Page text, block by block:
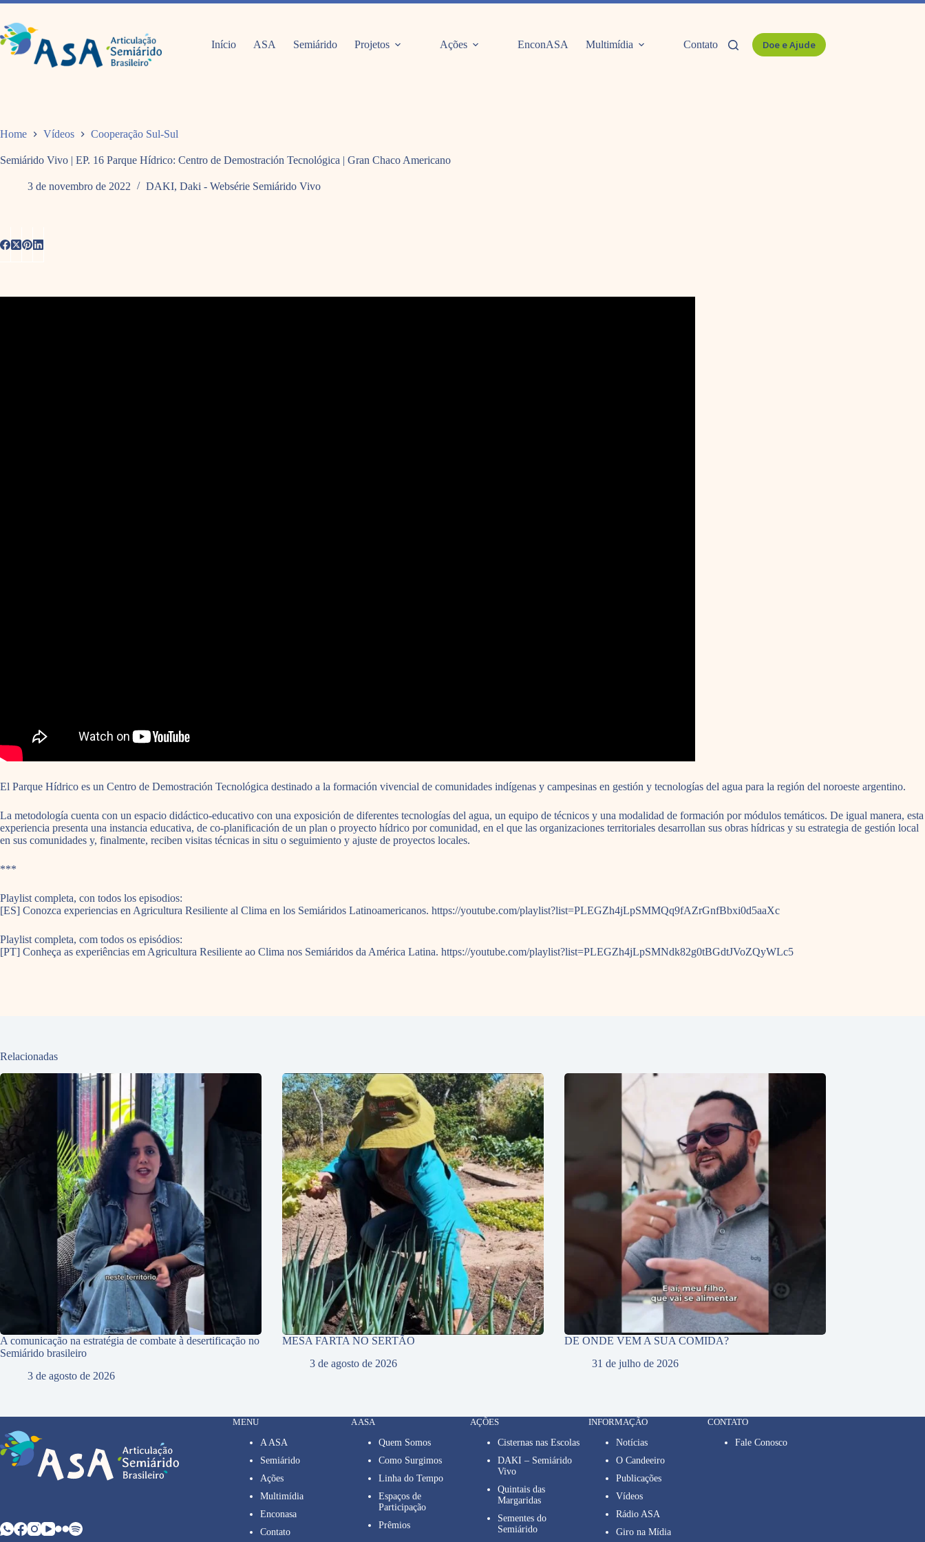
Pular
o
conteúdo
Início ASA Semiárido Projetos Ações EnconASA Multimídia Contato Doe e Ajude
Home Vídeos Cooperação Sul-Sul
Semiárido Vivo | EP. 16 Parque Hídrico: Centro de Demostración Tecnológica | Gran Chaco Americano
3 de novembro de 2022 DAKI, Daki - Websérie Semiárido Vivo
El Parque Hídrico es un Centro de Demostración Tecnológica destinado a la formación vivencial de comunidades indígenas y campesinas en gestión y tecnologías del agua para la región del noroeste argentino.
La metodología cuenta con un espacio didáctico-educativo con una exposición de diferentes tecnologías del agua, un equipo de técnicos y una modalidad de formación por módulos temáticos. De igual manera, esta
experiencia presenta una instancia educativa, de co-planificación de un plan o proyecto hídrico por comunidad, en el que las organizaciones territoriales desarrollan sus obras hídricas y su estrategia de gestión local
en sus comunidades y, finalmente, reciben visitas técnicas in situ o seguimiento y ajuste de proyectos locales.
***
Playlist completa, con todos los episodios:
[ES] Conozca experiencias en Agricultura Resiliente al Clima en los Semiáridos Latinoamericanos. https://youtube.com/playlist?list=PLEGZh4jLpSMMQq9fAZrGnfBbxi0d5aaXc
Playlist completa, com todos os episódios:
[PT] Conheça as experiências em Agricultura Resiliente ao Clima nos Semiáridos da América Latina. https://youtube.com/playlist?list=PLEGZh4jLpSMNdk82g0tBGdtJVoZQyWLc5
Relacionadas
A comunicação na estratégia de combate à desertificação no
Semiárido brasileiro
3 de agosto de 2026
MESA FARTA NO SERTÃO
3 de agosto de 2026
DE ONDE VEM A SUA COMIDA?
31 de julho de 2026
MENU
A ASA
Semiárido
Ações
Multimídia
Enconasa
Contato
A ASA
Quem Somos
Como Surgimos
Linha do Tempo
Espaços de
Participação
Prêmios
AÇÕES
Cisternas nas Escolas
DAKI – Semiárido
Vivo
Quintais das
Margaridas
Sementes do
Semiárido
INFORMAÇÃO
Notícias
O Candeeiro
Publicações
Vídeos
Rádio ASA
Giro na Mídia
CONTATO
Fale Conosco